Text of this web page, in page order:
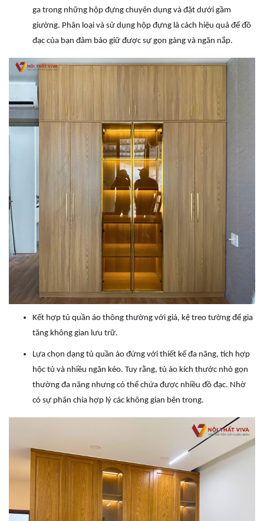
ga trong những hộp đựng chuyên dụng và đặt dưới gầm
giường. Phân loại và sử dụng hộp đựng là cách hiệu quả để đồ
đạc của bạn đảm bảo giữ được sự gọn gàng và ngăn nắp.
Kết hợp tủ quần áo thông thường với giá, kệ treo tường để gia
tăng không gian lưu trữ.
Lựa chọn dạng tủ quần áo đứng với thiết kế đa năng, tích hợp
hộc tủ và nhiều ngăn kéo. Tuy rằng, tủ áo kích thước nhỏ gọn
thường đa năng nhưng có thể chứa được nhiều đồ đạc. Nhờ
có sự phân chia hợp lý các không gian bên trong.